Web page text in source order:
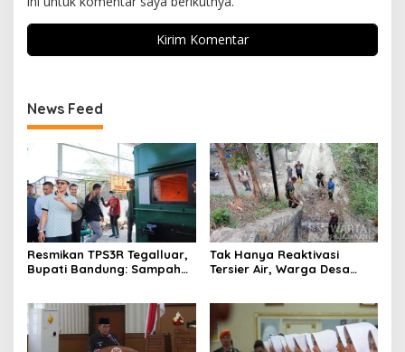
News Feed
Resmikan TPS3R Tegalluar,
Bupati Bandung: Sampah
Tak Hanya Reaktivasi
Tersier Air, Warga Desa